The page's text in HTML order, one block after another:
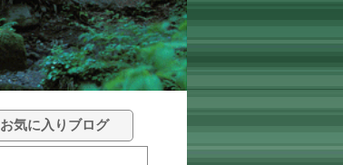
お気に入りブログ